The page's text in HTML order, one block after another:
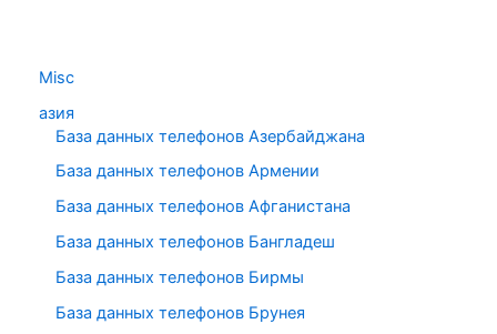
Misc
азия
База данных телефонов Азербайджана
База данных телефонов Армении
База данных телефонов Афганистана
База данных телефонов Бангладеш
База данных телефонов Бирмы
База данных телефонов Брунея